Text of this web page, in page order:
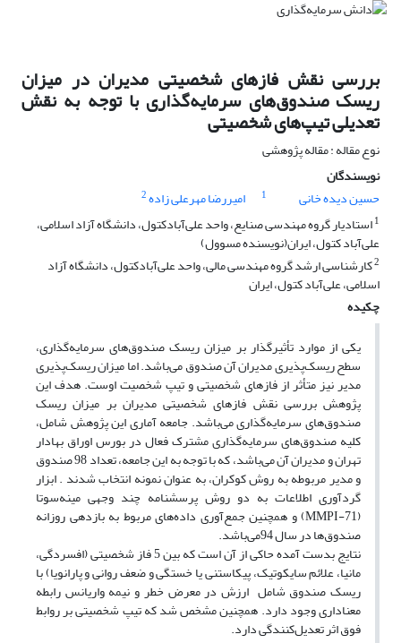
بررسی نقش فازهای شخصیتی مدیران در میزان
ریسک صندوق‌های سرمایه‌گذاری با توجه به نقش
تعدیلی تیپ‌های شخصیتی
نوع مقاله : مقاله پژوهشی
نویسندگان
حسین دیده خانی
1 امیررضا مهرعلی زاده2
1استادیار گروه مهندسی صنایع، واحد علی‌آبادکتول، دانشگاه آزاد اسلامی،
علی‌آباد کتول، ایران(نویسنده مسوول)
2کارشناسی ارشد گروه مهندسی مالی، واحد علی‌آبادکتول، دانشگاه آزاد
اسلامی، علی‌آباد کتول، ایران
چکیده
یکی از موارد تأثیرگذار بر میزان ریسک صندوق‌های سرمایه‌گذاری،
سطح ریسک‌پذیری مدیران آن صندوق می‌باشد. اما میزان ریسک‌پذیری
مدیر نیز متأثر از فازهای شخصیتی و تیپ شخصیت اوست. هدف این
پژوهش بررسی نقش فازهای شخصیتی مدیران بر میزان ریسک
صندوق‌های سرمایه‌گذاری می‌باشد. جامعه آماری این پژوهش شامل،
کلیه صندوق‌های سرمایه‌گذاری مشترک فعال در بورس اوراق بهادار
تهران و مدیران آن می‌باشد، که با توجه به این جامعه، تعداد 98 صندوق
و مدیر مربوطه به روش کوکران، به عنوان نمونه انتخاب شدند . ابزار
گرد‌آوری اطلاعات به دو روش پرسشنامه چند وجهی مینه‌سوتا
(MMPI-71) و همچنین جمع‌آوری داده‌های مربوط به بازدهی روزانه
صندوق‌ها در سال 94می‌باشد.
نتایج بدست آمده حاکی از آن است که بین 5 فاز شخصیتی (افسردگی،
مانیا، علائم سایکوتیک، پیکاستنی یا خستگی و ضعف روانی و پارانویا) با
ریسک صندوق شامل ارزش در معرض خطر و نیمه واریانس رابطه
معناداری وجود دارد. همچنین مشخص شد که تیپ شخصیتی بر روابط
فوق اثر تعدیل‌کنندگی دارد.